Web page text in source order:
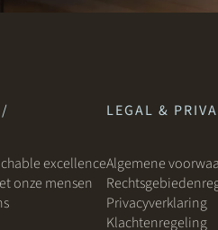
excellence
onze mensen
LEGAL &
Algemene
Privacyverklaring
Klachtenregeling